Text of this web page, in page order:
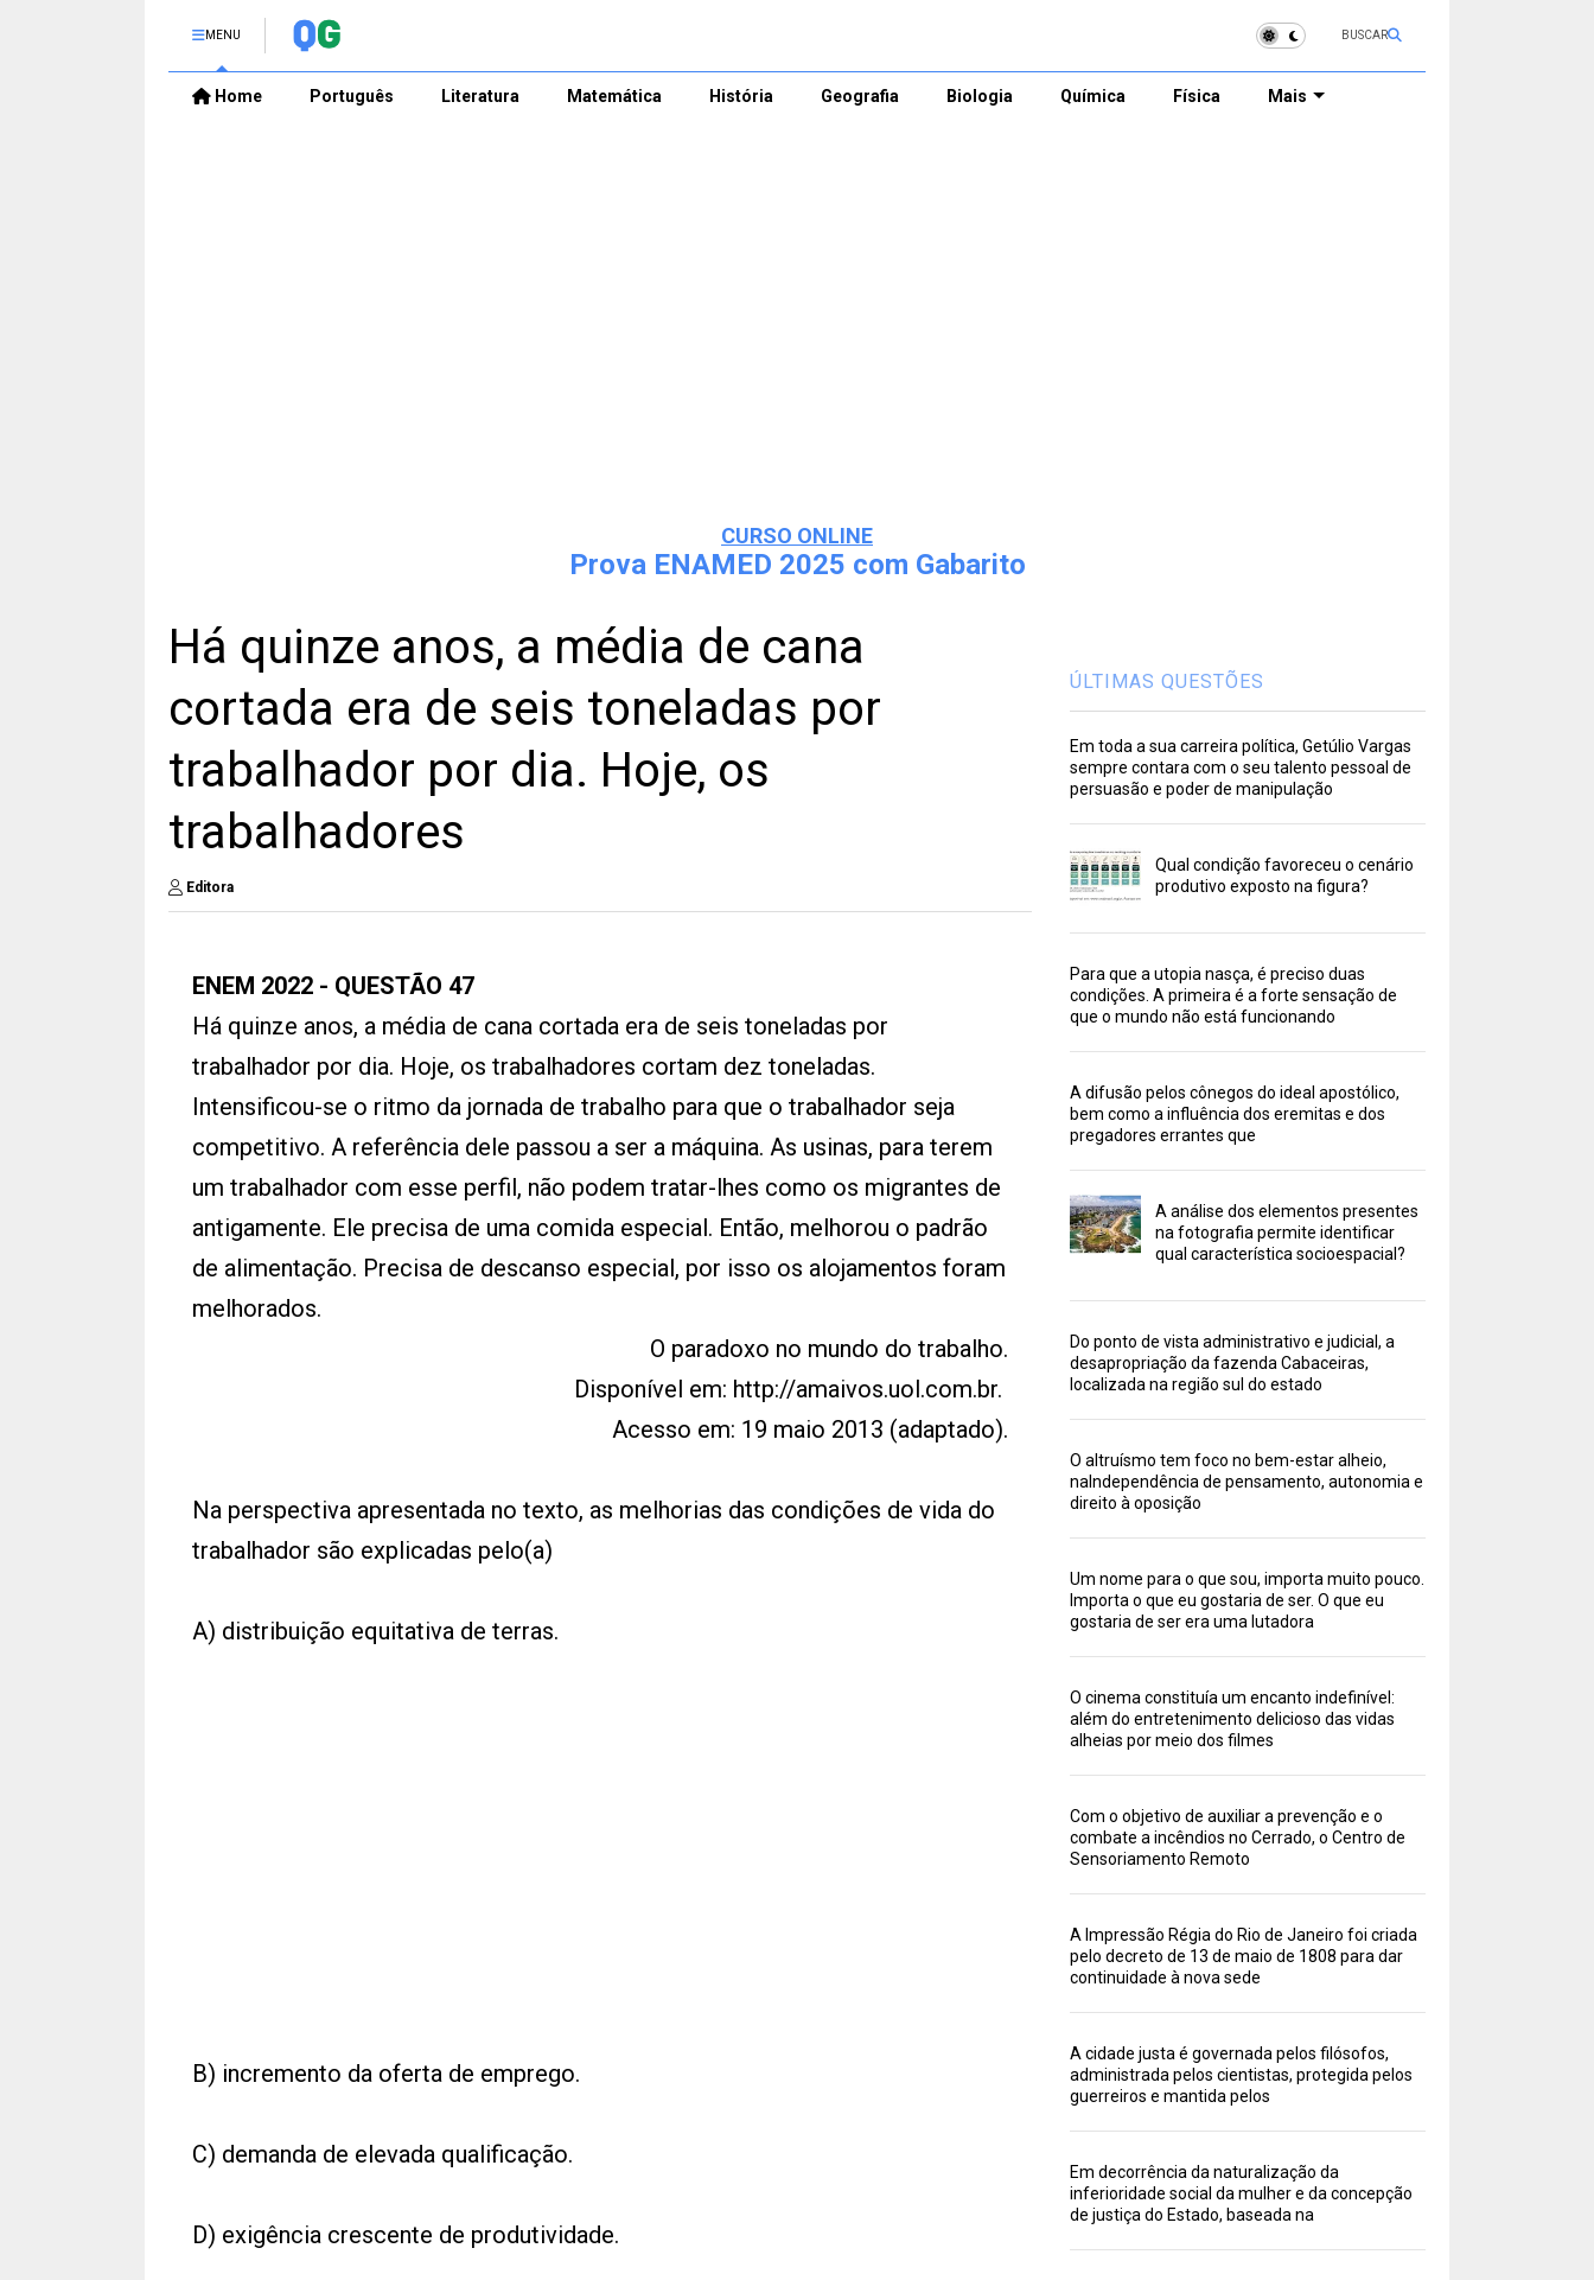
MENU BUSCAR
Home Português Literatura Matemática História Geografia Biologia Química Física Mais
CURSO ONLINE
Prova ENAMED 2025 com Gabarito
Há quinze anos, a média de cana
cortada era de seis toneladas por
trabalhador por dia. Hoje, os
trabalhadores
Editora
ENEM 2022 - QUESTÃO 47
Há quinze anos, a média de cana cortada era de seis toneladas por
trabalhador por dia. Hoje, os trabalhadores cortam dez toneladas.
Intensificou-se o ritmo da jornada de trabalho para que o trabalhador seja
competitivo. A referência dele passou a ser a máquina. As usinas, para terem
um trabalhador com esse perfil, não podem tratar-lhes como os migrantes de
antigamente. Ele precisa de uma comida especial. Então, melhorou o padrão
de alimentação. Precisa de descanso especial, por isso os alojamentos foram
melhorados.
O paradoxo no mundo do trabalho.
Disponível em: http://amaivos.uol.com.br.
Acesso em: 19 maio 2013 (adaptado).
Na perspectiva apresentada no texto, as melhorias das condições de vida do
trabalhador são explicadas pelo(a)
A) distribuição equitativa de terras.
B) incremento da oferta de emprego.
C) demanda de elevada qualificação.
D) exigência crescente de produtividade.
ÚLTIMAS QUESTÕES
Em toda a sua carreira política, Getúlio Vargas
sempre contara com o seu talento pessoal de
persuasão e poder de manipulação
Qual condição favoreceu o cenário
produtivo exposto na figura?
Para que a utopia nasça, é preciso duas
condições. A primeira é a forte sensação de
que o mundo não está funcionando
A difusão pelos cônegos do ideal apostólico,
bem como a influência dos eremitas e dos
pregadores errantes que
A análise dos elementos presentes
na fotografia permite identificar
qual característica socioespacial?
Do ponto de vista administrativo e judicial, a
desapropriação da fazenda Cabaceiras,
localizada na região sul do estado
O altruísmo tem foco no bem-estar alheio,
naIndependência de pensamento, autonomia e
direito à oposição
Um nome para o que sou, importa muito pouco.
Importa o que eu gostaria de ser. O que eu
gostaria de ser era uma lutadora
O cinema constituía um encanto indefinível:
além do entretenimento delicioso das vidas
alheias por meio dos filmes
Com o objetivo de auxiliar a prevenção e o
combate a incêndios no Cerrado, o Centro de
Sensoriamento Remoto
A Impressão Régia do Rio de Janeiro foi criada
pelo decreto de 13 de maio de 1808 para dar
continuidade à nova sede
A cidade justa é governada pelos filósofos,
administrada pelos cientistas, protegida pelos
guerreiros e mantida pelos
Em decorrência da naturalização da
inferioridade social da mulher e da concepção
de justiça do Estado, baseada na